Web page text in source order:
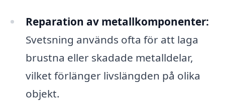
Reparation av metallkomponenter:
Svetsning används ofta för att laga
brustna eller skadade metalldelar,
vilket förlänger livslängden på olika
objekt.